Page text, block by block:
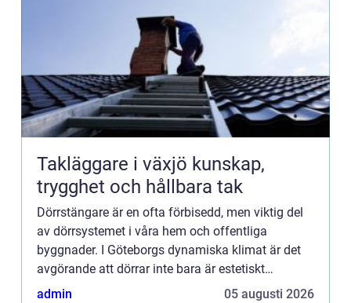
Takläggare i växjö kunskap,
trygghet och hållbara tak
Dörrstängare är en ofta förbisedd, men viktig del
av dörrsystemet i våra hem och offentliga
byggnader. I Göteborgs dynamiska klimat är det
avgörande att dörrar inte bara är estetiskt
tilltalande...
admin 05 augusti 2026